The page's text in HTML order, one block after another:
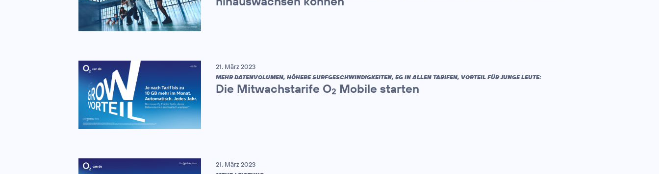
21. März 2023
MEHR DATENVOLUMEN, HÖHERE SURFGESCHWINDIGKEITEN, 5G IN ALLEN TARIFEN, VORTEIL FÜR JUNGE LEUTE:
Die Mitwachstarife O2 Mobile starten
21. März 2023